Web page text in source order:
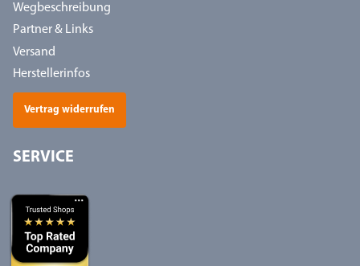
Wegbeschreibung
Partner & Links
Versand
Herstellerinfos
Vertrag widerrufen
SERVICE